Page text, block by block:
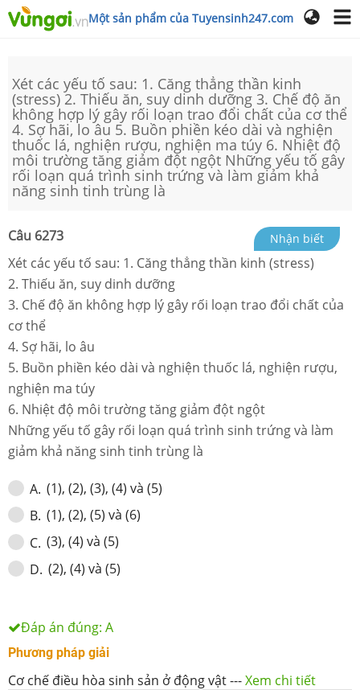
Một sản phẩm của Tuyensinh247.com
Xét các yếu tố sau: 1. Căng thẳng thần kinh
(stress) 2. Thiếu ăn, suy dinh dưỡng 3. Chế độ ăn
không hợp lý gây rối loạn trao đổi chất của cơ thể
4. Sợ hãi, lo âu 5. Buồn phiền kéo dài và nghiện
thuốc lá, nghiện rượu, nghiện ma túy 6. Nhiệt độ
môi trường tăng giảm đột ngột Những yếu tố gây
rối loạn quá trình sinh trứng và làm giảm khả
năng sinh tinh trùng là
Câu 6273 Nhận biết
Xét các yếu tố sau: 1. Căng thẳng thần kinh (stress)
2. Thiếu ăn, suy dinh dưỡng
3. Chế độ ăn không hợp lý gây rối loạn trao đổi chất của
cơ thể
4. Sợ hãi, lo âu
5. Buồn phiền kéo dài và nghiện thuốc lá, nghiện rượu,
nghiện ma túy
6. Nhiệt độ môi trường tăng giảm đột ngột
Những yếu tố gây rối loạn quá trình sinh trứng và làm
giảm khả năng sinh tinh trùng là
A. (1), (2), (3), (4) và (5)
B. (1), (2), (5) và (6)
C. (3), (4) và (5)
D. (2), (4) và (5)
Đáp án đúng: A
Phương pháp giải
Cơ chế điều hòa sinh sản ở động vật---Xem chi tiết